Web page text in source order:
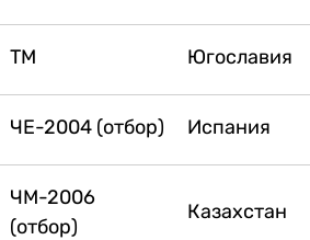
ТМ Югославия
ЧЕ-2004 (отбор) Испания
ЧМ-2006
(отбор)
Казахстан